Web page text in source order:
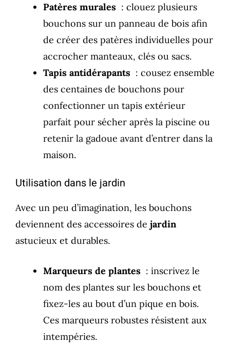
Patères murales : clouez plusieurs
bouchons sur un panneau de bois afin
de créer des patères individuelles pour
accrocher manteaux, clés ou sacs.
Tapis antidérapants : cousez ensemble
des centaines de bouchons pour
confectionner un tapis extérieur
parfait pour sécher après la piscine ou
retenir la gadoue avant d’entrer dans la
maison.
Utilisation dans le jardin
Avec un peu d’imagination, les bouchons
deviennent des accessoires de jardin
astucieux et durables.
Marqueurs de plantes : inscrivez le
nom des plantes sur les bouchons et
fixez-les au bout d’un pique en bois.
Ces marqueurs robustes résistent aux
intempéries.